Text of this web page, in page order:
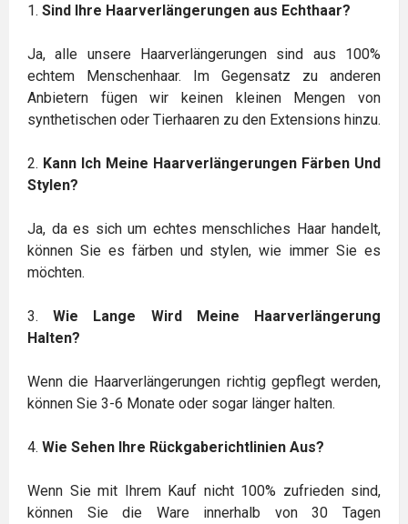
1. Sind Ihre Haarverlängerungen aus Echthaar?
Ja, alle unsere Haarverlängerungen sind aus 100%
echtem Menschenhaar. Im Gegensatz zu anderen
Anbietern fügen wir keinen kleinen Mengen von
synthetischen oder Tierhaaren zu den Extensions hinzu.
2. Kann Ich Meine Haarverlängerungen Färben Und
Stylen?
Ja, da es sich um echtes menschliches Haar handelt,
können Sie es färben und stylen, wie immer Sie es
möchten.
3.Wie Lange Wird Meine Haarverlängerung
Halten?
Wenn die Haarverlängerungen richtig gepflegt werden,
können Sie 3-6 Monate oder sogar länger halten.
4. Wie Sehen Ihre Rückgaberichtlinien Aus?
Wenn Sie mit Ihrem Kauf nicht 100% zufrieden sind,
können Sie die Ware innerhalb von 30 Tagen